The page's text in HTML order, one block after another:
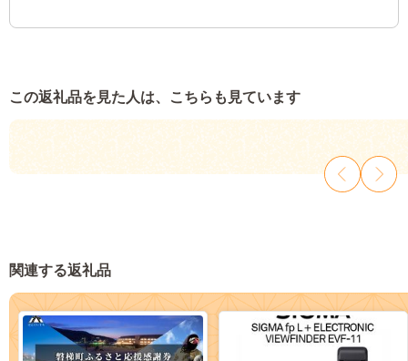
この返礼品を見た人は、こちらも見ています
関連する返礼品